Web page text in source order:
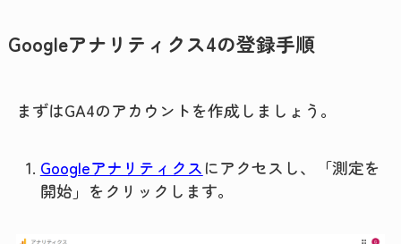
Googleアナリティクス4の登録手順
まずはGA4のアカウントを作成しましょう。
Googleアナリティクスにアクセスし、「測定を
開始」をクリックします。